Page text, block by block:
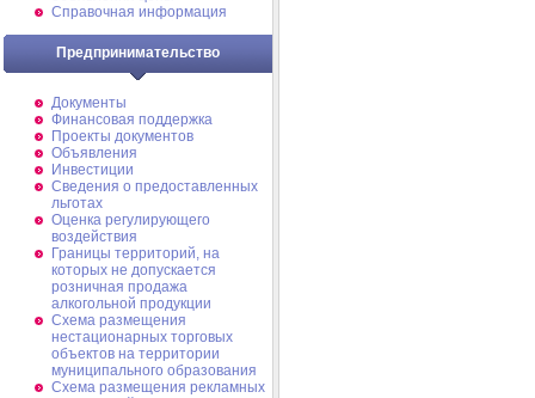
Справочная информация
Предпринимательство
Документы
Финансовая поддержка
Проекты документов
Объявления
Инвестиции
Сведения о предоставленных
льготах
Оценка регулирующего
воздействия
Границы территорий, на
которых не допускается
розничная продажа
алкогольной продукции
Схема размещения
нестационарных торговых
объектов на территории
муниципального образования
Схема размещения рекламных